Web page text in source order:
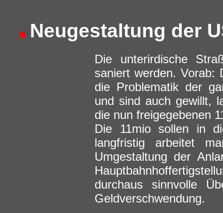
Neugestaltung der
Die unterirdische
saniert werden. Vorab:
die Problematik der
und sind auch gewillt,
die nun freigegebenen
Die 11mio sollen in
langfristig arbeitet
Umgestaltung der
durchaus sinnvolle
Geldverschwendung.